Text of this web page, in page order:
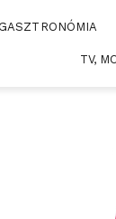
GASZTRONÓMIA
TV,